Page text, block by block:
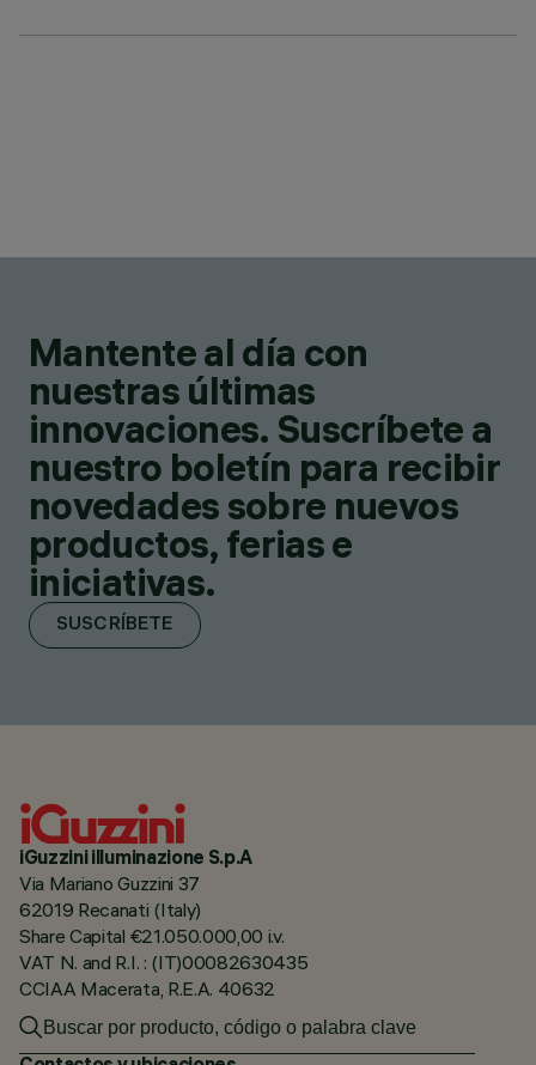
Mantente al día con
nuestras últimas
innovaciones. Suscríbete a
nuestro boletín para recibir
novedades sobre nuevos
productos, ferias e
iniciativas.
SUSCRÍBETE
iGuzzini illuminazione S.p.A
Via Mariano Guzzini 37
62019 Recanati (Italy)
Share Capital €21.050.000,00 i.v.
VAT N. and R.I. : (IT)00082630435
CCIAA Macerata, R.E.A. 40632